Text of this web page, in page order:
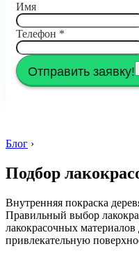
Имя
Телефон *
Отправить заявку!
Блог ›
Подбор
Внутренняя покраска
Правильный выбор
лакокрасочных
привлекательную